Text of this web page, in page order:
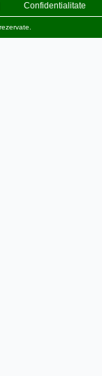
Confidentialitate